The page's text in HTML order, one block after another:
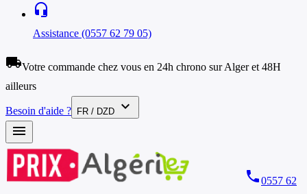
headset_mic
Assistance (0557 62 79 05)
local_shippingVotre commande chez vous en 24h chrono sur Alger et 48H
ailleurs
Besoin d'aide ? FR / DZD
expand_more
menu
phone0557 62